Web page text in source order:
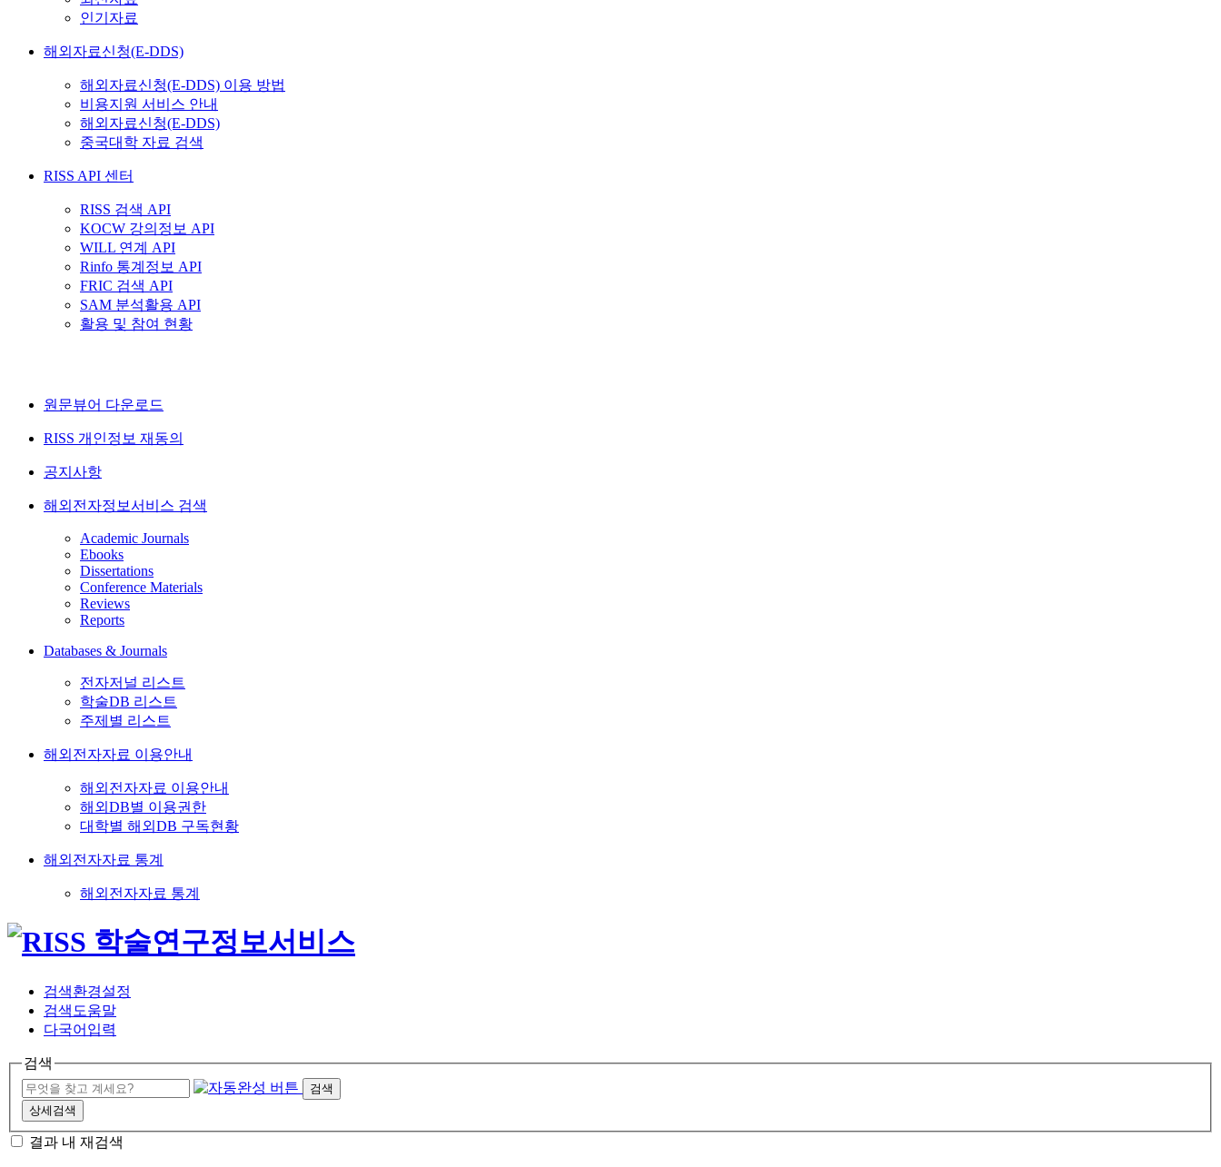
인기자료
해외자료신청(E-DDS)
해외자료신청(E-DDS) 이용 방법
비용지원 서비스 안내
해외자료신청(E-DDS)
중국대학 자료 검색
RISS API 센터
RISS 검색 API
KOCW 강의정보 API
WILL 연계 API
Rinfo 통계정보 API
FRIC 검색 API
SAM 분석활용 API
활용 및 참여 현황
원문뷰어 다운로드
RISS 개인정보 재동의
공지사항
해외전자정보서비스 검색
Academic Journals
Ebooks
Dissertations
Conference Materials
Reviews
Reports
Databases & Journals
전자저널 리스트
학술DB 리스트
주제별 리스트
해외전자자료 이용안내
해외전자자료 이용안내
해외DB별 이용권한
대학별 해외DB 구독현황
해외전자자료 통계
해외전자자료 통계
검색환경설정
검색도움말
다국어입력
검색
검색
상세검색
결과 내 재검색